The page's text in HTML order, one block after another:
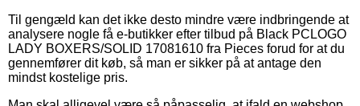
Til gengæld kan det ikke desto mindre være indbringende at
analysere nogle få e-butikker efter tilbud på Black PCLOGO
LADY BOXERS/SOLID 17081610 fra Pieces forud for at du
gennemfører dit køb, så man er sikker på at antage den
mindst kostelige pris.